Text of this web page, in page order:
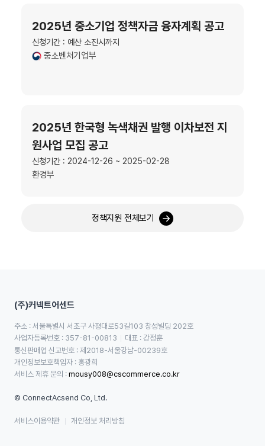
2025년 중소기업 정책자금 융자계획 공고
신청기간 : 예산 소진시까지
중소벤처기업부
2025년 한국형 녹색채권 발행 이차보전 지
원사업 모집 공고
신청기간 : 2024-12-26 ~ 2025-02-28
환경부
정책지원 전체보기
(주)커넥트어센드
주소 : 서울특별시 서초구 사평대로53길103 창성빌딩 202호
사업자등록번호 : 357-81-00813
대표 : 강정훈
통신판매업 신고번호 : 제2018-서울강남-00239호
개인정보보호책임자 : 홍광희
서비스 제휴 문의 : mousy008@cscommerce.co.kr
© ConnectAcsend Co, Ltd.
서비스이용약관 개인정보 처리방침